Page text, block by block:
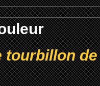
tourbillon